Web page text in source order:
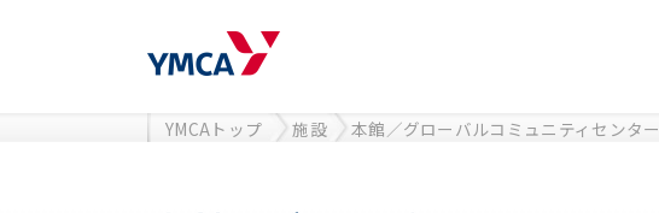
YMCAトップ 施設 本館／グローバルコミュニティセンター